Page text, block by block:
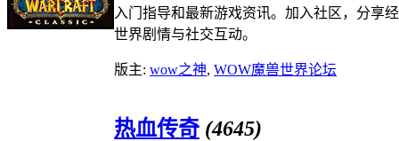
入门指导和最新游戏资讯。加入社区，分享
世界剧情与社交互动。
版主: wow之神, WOW魔兽世界论坛
热血传奇 (4645)